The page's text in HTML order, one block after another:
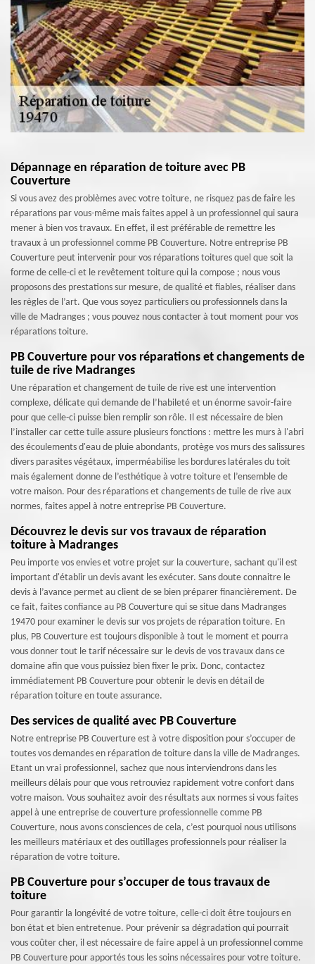
Dépannage en réparation de toiture avec PB
Couverture
Si vous avez des problèmes avec votre toiture, ne risquez pas de faire les
réparations par vous-même mais faites appel à un professionnel qui saura
mener à bien vos travaux. En effet, il est préférable de remettre les
travaux à un professionnel comme PB Couverture. Notre entreprise PB
Couverture peut intervenir pour vos réparations toitures quel que soit la
forme de celle-ci et le revêtement toiture qui la compose ; nous vous
proposons des prestations sur mesure, de qualité et fiables, réaliser dans
les règles de l’art. Que vous soyez particuliers ou professionnels dans la
ville de Madranges ; vous pouvez nous contacter à tout moment pour vos
réparations toiture.
PB Couverture pour vos réparations et changements de
tuile de rive Madranges
Une réparation et changement de tuile de rive est une intervention
complexe, délicate qui demande de l’habileté et un énorme savoir-faire
pour que celle-ci puisse bien remplir son rôle. Il est nécessaire de bien
l’installer car cette tuile assure plusieurs fonctions : mettre les murs à l'abri
des écoulements d'eau de pluie abondants, protège vos murs des salissures
divers parasites végétaux, imperméabilise les bordures latérales du toit
mais également donne de l’esthétique à votre toiture et l’ensemble de
votre maison. Pour des réparations et changements de tuile de rive aux
normes, faites appel à notre entreprise PB Couverture.
Découvrez le devis sur vos travaux de réparation
toiture à Madranges
Peu importe vos envies et votre projet sur la couverture, sachant qu'il est
important d'établir un devis avant les exécuter. Sans doute connaitre le
devis à l’avance permet au client de se bien préparer financièrement. De
ce fait, faites confiance au PB Couverture qui se situe dans Madranges
19470 pour examiner le devis sur vos projets de réparation toiture. En
plus, PB Couverture est toujours disponible à tout le moment et pourra
vous donner tout le tarif nécessaire sur le devis de vos travaux dans ce
domaine afin que vous puissiez bien fixer le prix. Donc, contactez
immédiatement PB Couverture pour obtenir le devis en détail de
réparation toiture en toute assurance.
Des services de qualité avec PB Couverture
Notre entreprise PB Couverture est à votre disposition pour s’occuper de
toutes vos demandes en réparation de toiture dans la ville de Madranges.
Etant un vrai professionnel, sachez que nous interviendrons dans les
meilleurs délais pour que vous retrouviez rapidement votre confort dans
votre maison. Vous souhaitez avoir des résultats aux normes si vous faites
appel à une entreprise de couverture professionnelle comme PB
Couverture, nous avons consciences de cela, c’est pourquoi nous utilisons
les meilleurs matériaux et des outillages professionnels pour réaliser la
réparation de votre toiture.
PB Couverture pour s’occuper de tous travaux de
toiture
Pour garantir la longévité de votre toiture, celle-ci doit être toujours en
bon état et bien entretenue. Pour prévenir sa dégradation qui pourrait
vous coûter cher, il est nécessaire de faire appel à un professionnel comme
PB Couverture pour apportés tous les soins nécessaires pour votre toiture.